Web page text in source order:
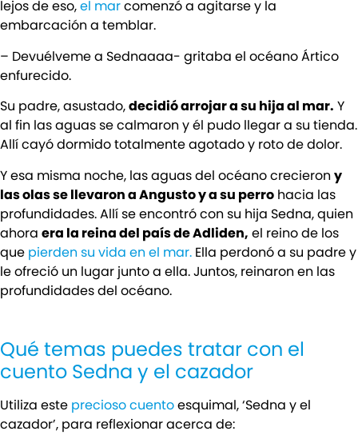
lejos de eso,el marcomenzó a agitarse y la
embarcación a temblar.
– Devuélveme a Sednaaaa- gritaba el océano Ártico
enfurecido.
Su padre, asustado,decidió arrojar a su hija al mar. Y
al fin las aguas se calmaron y él pudo llegar a su tienda.
Allí cayó dormido totalmente agotado y roto de dolor.
Y esa misma noche, las aguas del océano crecierony
las olas se llevaron a Angusto y a su perro hacia las
profundidades. Allí se encontró con su hija Sedna, quien
ahora era la reina del país de Adliden, el reino de los
que pierden su vida en el mar. Ella perdonó a su padre y
le ofreció un lugar junto a ella. Juntos, reinaron en las
profundidades del océano.
Qué temas puedes tratar con el
cuento Sedna y el cazador
Utiliza este precioso cuentoesquimal, ‘Sedna y el
cazador’, para reflexionar acerca de: